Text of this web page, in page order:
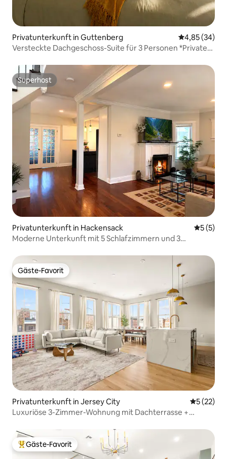
Privatunterkunft in Guttenberg
4,85 (34)
Versteckte Dachgeschoss-Suite für 3 Personen *Privates
Superhost
Superhost
Privatunterkunft in Hackensack
5 (5)
Moderne Unterkunft mit 5 Schlafzimmern und 3
Gäste-Favorit
Gäste-Favorit
Privatunterkunft in Jersey City
5 (22)
Luxuriöse 3-Zimmer-Wohnung mit Dachterrasse +
Beliebter Gäste-Favorit.
Gäste-Favorit